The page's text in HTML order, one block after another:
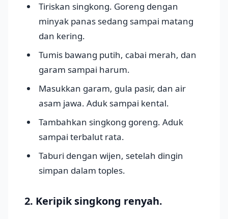
Tiriskan singkong. Goreng dengan
minyak panas sedang sampai matang
dan kering.
Tumis bawang putih, cabai merah, dan
garam sampai harum.
Masukkan garam, gula pasir, dan air
asam jawa. Aduk sampai kental.
Tambahkan singkong goreng. Aduk
sampai terbalut rata.
Taburi dengan wijen, setelah dingin
simpan dalam toples.
2. Keripik singkong renyah.